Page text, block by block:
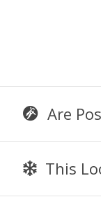
Are
This